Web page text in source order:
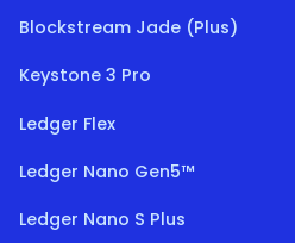
Blockstream Jade (Plus)
Keystone 3 Pro
Ledger Flex
Ledger Nano Gen5™
Ledger Nano S Plus